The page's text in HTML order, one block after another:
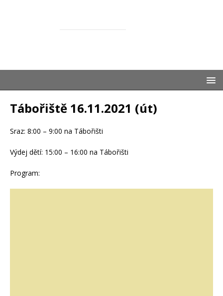
Tábořiště 16.11.2021 (út)
Sraz: 8:00 – 9:00 na Tábořišti
Výdej dětí: 15:00 – 16:00 na Tábořišti
Program: